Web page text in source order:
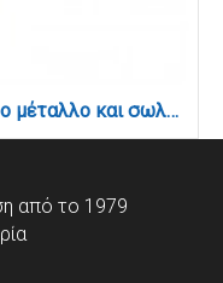
Κρεμαστό φωτιστικό από μαύρο μέταλλο και σωλήνα PVC (6028)
από το 1979